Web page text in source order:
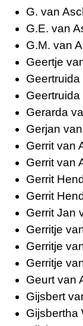
G. van
G.E. van
G.M. van
Geertje
Gerarda
Gerjan
Gerrit van
Gerrit van
Gerrit
Gerrit
Gerrit Jan
Gerritje
Gerritje
Gerritje
Geurt van
Gijsbert
Gijsbertha